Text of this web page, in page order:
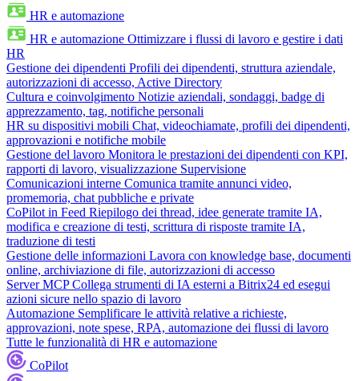
HR e automazione
HR e automazione Ottimizzare i flussi di lavoro e gestire i dati
HR
Gestione dei dipendenti Profili dei dipendenti, struttura aziendale,
autorizzazioni di accesso, Active Directory
Cultura e coinvolgimento Notizie aziendali, sondaggi, badge di
apprezzamento, tag, notifiche personali
HR su dispositivi mobili Chat, videochiamate, profili dei dipendenti,
approvazioni e notifiche mobile
Gestione del lavoro Monitora le prestazioni dei dipendenti con KPI,
rapporti di lavoro, visualizzazione Supervisione
Comunicazioni interne Comunica tramite annunci video,
promemoria, chat pubbliche e private
CoPilot in Feed Riepilogo dei thread, idee generate tramite IA,
modifica e creazione di testi, scrittura di risposte tramite IA,
traduzione di testi
Gestione delle informazioni Lavora con knowledge base, documenti
online, archiviazione di file, autorizzazioni di accesso
Server MCP Collega strumenti di IA esterni a Bitrix24 ed esegui
azioni sicure nello spazio di lavoro
Automazione Semplificare le attività relative a richieste,
approvazioni, note spese, RPA, automazione dei flussi di lavoro
Tutte le funzionalità di HR e automazione
CoPilot